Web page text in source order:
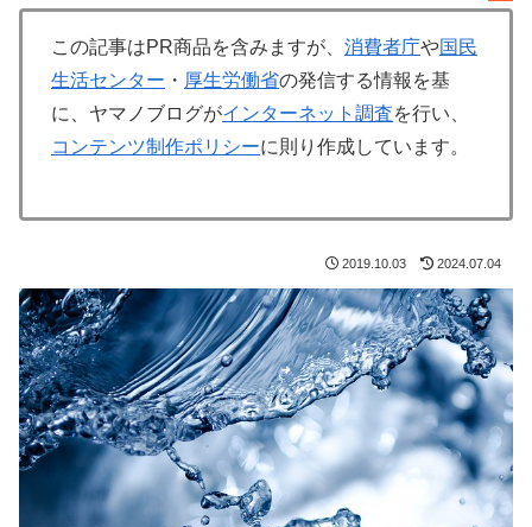
この記事はPR商品を含みますが、 消費者庁や国民
生活センター ・ 厚生労働省の発信する情報を基
に、ヤマノブログがインターネット調査を行い、
コンテンツ制作ポリシーに則り作成しています。
2019.10.03 2024.07.04